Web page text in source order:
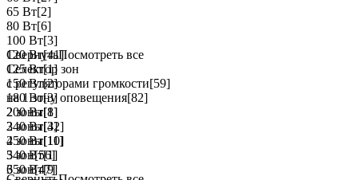
65 Вт[2]
80 Вт[6]
100 Вт[3]
120 Вт[41]
125 Вт[1]
150 Вт[2]
180 Вт[3]
200 Вт[1]
240 Вт[32]
250 Вт[11]
340 Вт[1]
350 Вт[9]
СвернутьПосмотреть все
Селектор зон
с регуляторами громкости[59]
на 1 зону оповещения[82]
2 зоны[8]
3 зоны[4]
4 зоны[10]
5 зон[56]
6 зон[47]